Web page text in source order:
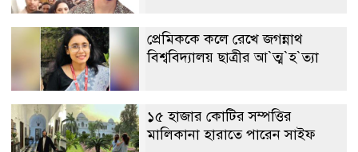
প্রেমিককে কলে রেখে জগন্নাথ
বিশ্ববিদ্যালয় ছাত্রীর আ‍‍`ত্ম‍‍`হ‍‍`ত্যা
১৫ হাজার কোটির সম্পত্তির
মালিকানা হারাতে পারেন সাইফ